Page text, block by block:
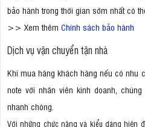
bảo hành trong thời gian sớm nhất có
>> Xem thêm Chính sách bảo hành
Dịch vụ vận chuyển tận nhà
Khi mua hàng khách hàng nếu có nhu
note với nhân viên kinh doanh,
nhanh chóng.
Với những chức năng và kiểu dáng hiện